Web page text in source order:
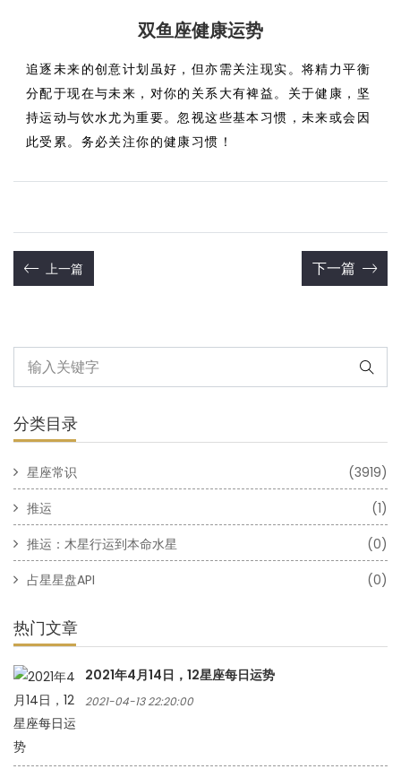
双鱼座健康运势
追逐未来的创意计划虽好，但亦需关注现实。将精力平衡
分配于现在与未来，对你的关系大有裨益。关于健康，坚
持运动与饮水尤为重要。忽视这些基本习惯，未来或会因
此受累。务必关注你的健康习惯！
上一篇 下一篇
分类目录
星座常识
(3919)
推运
(1)
推运：木星行运到本命水星
(0)
占星星盘API
(0)
热门文章
2021年4月14日，12星座每日运势
2021-04-13 22:20:00